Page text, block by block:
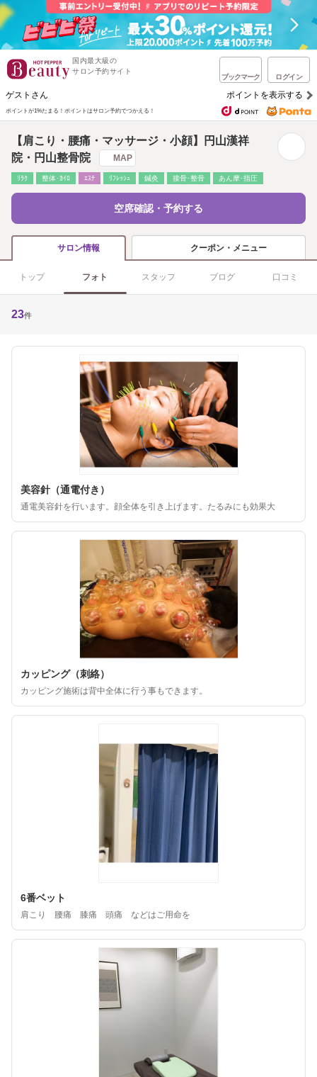
国内最大級の
サロン予約サイト
ブックマーク ログイン
ゲストさん ポイントを表示する
ポイントが1%たまる！ ポイントはサロン予約でつかえる！
【肩こり・腰痛・マッサージ・小顔】円山漢祥
院・円山整骨院
MAP
ﾘﾗｸ 整体･ｶｲﾛ ｴｽﾃ ﾘﾌﾚｯｼｭ 鍼灸 接骨･整骨 あん摩･指圧
空席確認・予約する
サロン情報 クーポン・メニュー
トップ フォト スタッフ ブログ 口コミ
23件
美容針（通電付き）
通電美容針を行います。顔全体を引き上げます。たるみにも効果大
カッピング（刺絡）
カッピング施術は背中全体に行う事もできます。
6番ベット
肩こり 腰痛 膝痛 頭痛 などはご用命を